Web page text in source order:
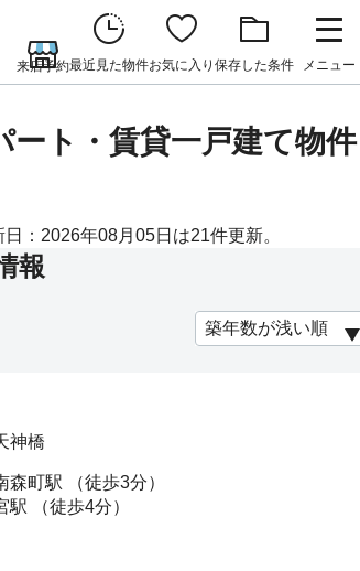
来店予約最近見た物件お気に入り 保存した条件 メニュー
ート・賃貸一戸建て物件
：2026年08月05日は21件更新。
報
神橋
町駅 （徒歩3分）
（徒歩4分）